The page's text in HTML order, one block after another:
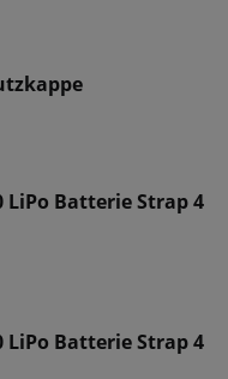
LiPo Batterie Strap 4
LiPo Batterie Strap 4